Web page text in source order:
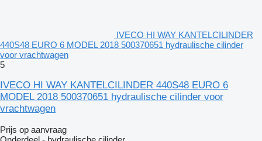
IVECO HI WAY KANTELCILINDER
440S48 EURO 6 MODEL 2018 500370651 hydraulische cilinder
voor vrachtwagen
5
IVECO HI WAY KANTELCILINDER 440S48 EURO 6
MODEL 2018 500370651 hydraulische cilinder voor
vrachtwagen
Prijs op aanvraag